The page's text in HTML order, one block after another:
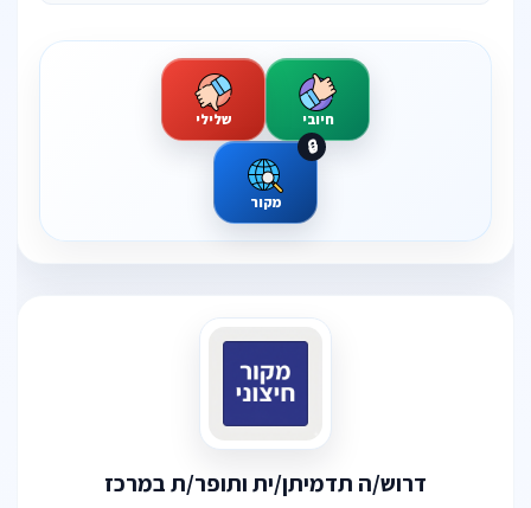
חיובי שלילי
מקור
🔒
דרוש/ה תדמיתן/ית ותופר/ת במרכז